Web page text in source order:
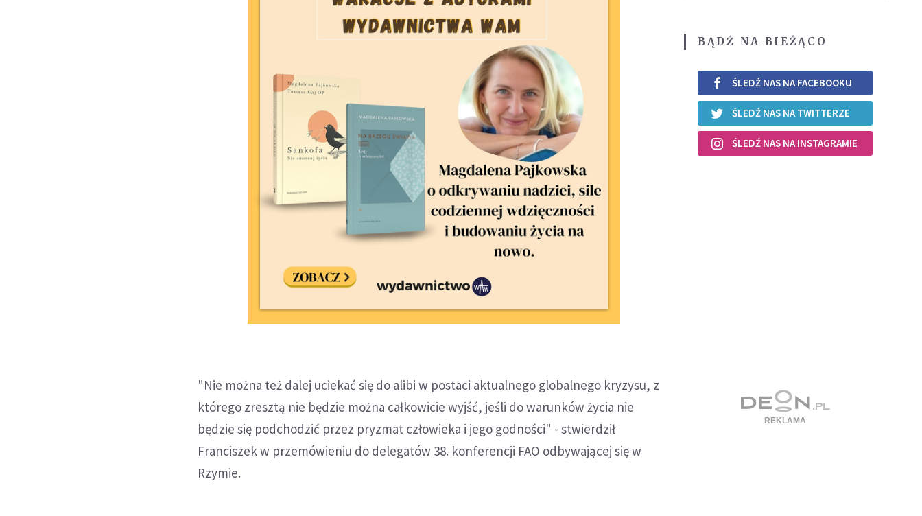
"Nie można też dalej uciekać się do alibi w postaci aktualnego globalnego kryzysu, z
którego zresztą nie będzie można całkowicie wyjść, jeśli do warunków życia nie
będzie się podchodzić przez pryzmat człowieka i jego godności" - stwierdził
Franciszek w przemówieniu do delegatów 38. konferencji FAO odbywającej się w
Rzymie.
BĄDŹ NA BIEŻĄCO
ŚLEDŹ NAS NA FACEBOOKU
ŚLEDŹ NAS NA TWITTERZE
ŚLEDŹ NAS NA INSTAGRAMIE